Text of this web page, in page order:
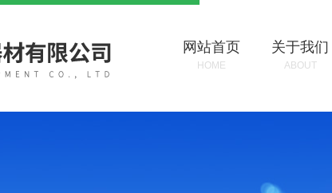
网站首页
HOME
关于我们
ABOUT